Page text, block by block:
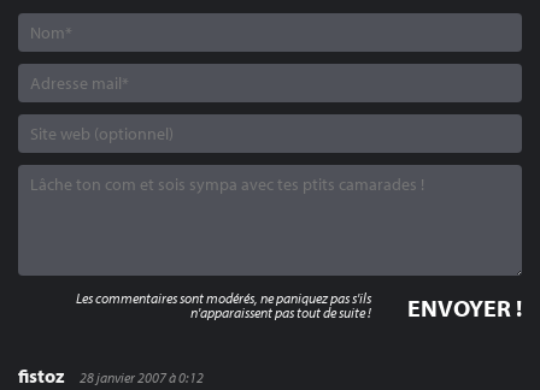
fistoz
28 janvier 2007 à 0:12
Les commentaires sont modérés, ne paniquez pas s'ils
n'apparaissent pas tout de suite !